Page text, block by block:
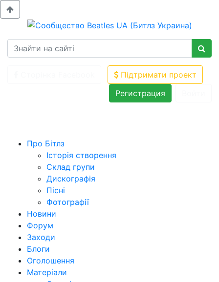
Підтримати проект
Регистрация
Про Бітлз
Історія створення
Склад групи
Дискографія
Пісні
Фотографії
Новини
Форум
Заходи
Блоги
Оголошення
Матеріали